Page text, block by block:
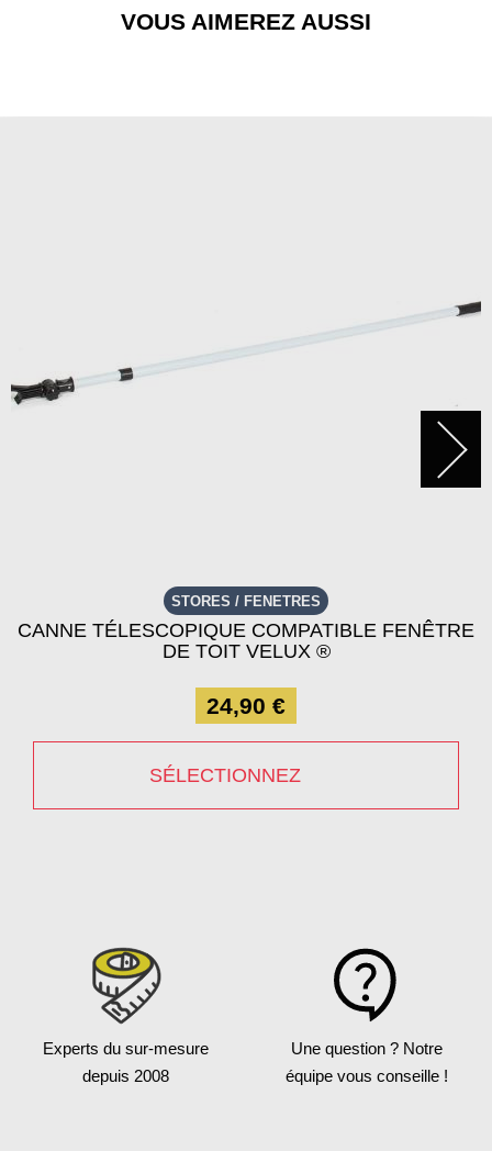
VOUS AIMEREZ AUSSI
STORES / FENETRES
CANNE TÉLESCOPIQUE COMPATIBLE FENÊTRE
DE TOIT VELUX ®
24,90 €
SÉLECTIONNEZ
Experts du sur-mesure
depuis 2008
Une question ? Notre
équipe vous conseille !